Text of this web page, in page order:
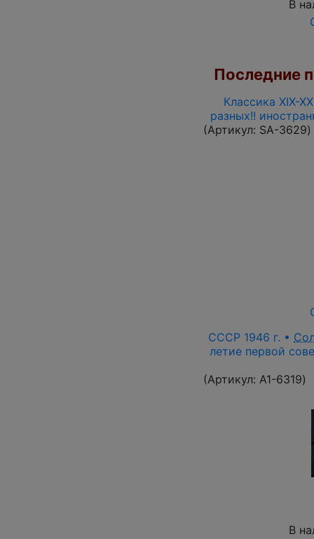
В
Последние
Классика XIX-
разных!!
(Артикул: SA-3629)
СССР 1946 г. •
летие первой
(Артикул: A1-6319)
В